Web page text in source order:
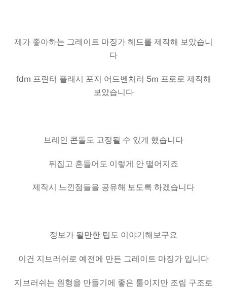
제가 좋아하는 그레이트 마징가 헤드를 제작해 보았습니
다
fdm 프린터 플래시 포지 어드벤처러 5m 프로로 제작해
보았습니다
브레인 콘돌도 고정될 수 있게 했습니다
뒤집고 흔들어도 이렇게 안 떨어지죠
제작시 느낀점들을 공유해 보도록 하겠습니다
정보가 될만한 팁도 이야기해보구요
이건 지브러쉬로 예전에 만든 그레이트 마징가 입니다
지브러쉬는 원형을 만들기에 좋은 툴이지만 조립 구조로